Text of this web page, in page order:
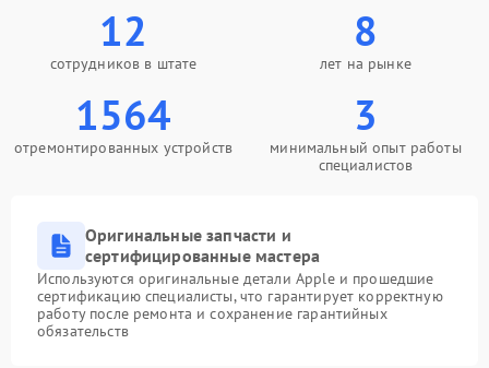
12
сотрудников в штате
8
лет на рынке
1564
отремонтированных устройств
3
минимальный опыт работы
специалистов
Оригинальные запчасти и
сертифицированные мастера
Используются оригинальные детали Apple и прошедшие
сертификацию специалисты, что гарантирует корректную
работу после ремонта и сохранение гарантийных
обязательств